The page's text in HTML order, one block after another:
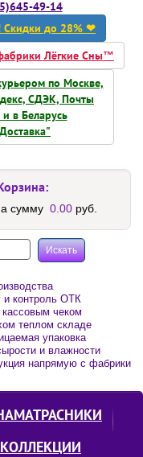
49-14
Скидки до 28% ❤
Лёгкие Сны™
по Москве,
СДЭК, Почты
в Беларусь
сумму 0.00 руб.
и контроль ОТК
чеком
теплом складе
упаковка
и влажности
напрямую с фабрики
КОЛЛЕКЦИИ